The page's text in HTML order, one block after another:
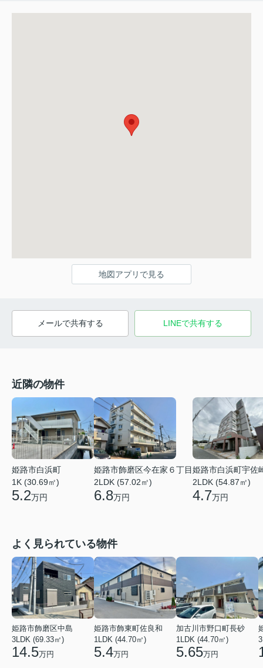
地図アプリで見る
メールで共有する LINEで共有する
近隣の物件
姫路市白浜町
1K (30.69㎡)
5.2万円
姫路市飾磨区今在家６丁目
2LDK (57.02㎡)
6.8万円
姫路市白浜町宇佐
2LDK (54.87㎡)
4.7万円
よく見られている物件
姫路市飾磨区中島
3LDK (69.33㎡)
14.5万円
姫路市飾東町佐良和
1LDK (44.70㎡)
5.4万円
加古川市野口町長砂
1LDK (44.70㎡)
5.65万円